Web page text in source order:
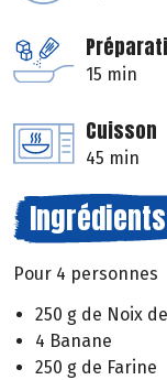
15 min
Cuisson
45 min
Ingrédients
Pour 4 personnes
250 g de Noix
4 Banane
250 g de Farine